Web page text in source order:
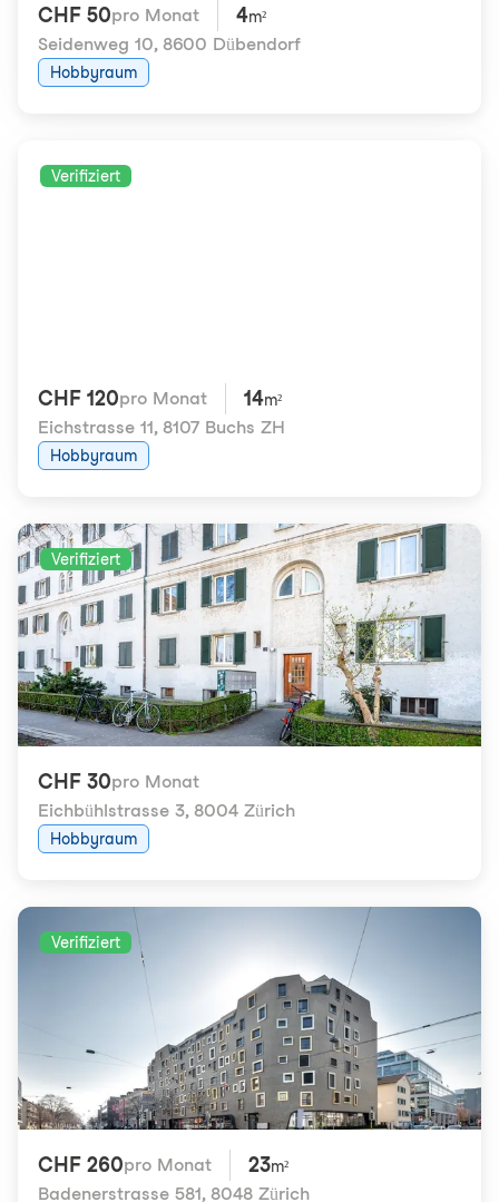
CHF 50pro Monat 4m²
Seidenweg 10, 8600 Dübendorf
Hobbyraum
Verifiziert
CHF 120pro Monat 14m²
Eichstrasse 11, 8107 Buchs ZH
Hobbyraum
Verifiziert
CHF 30pro Monat
Eichbühlstrasse 3, 8004 Zürich
Hobbyraum
Verifiziert
CHF 260pro Monat 23m²
Badenerstrasse 581, 8048 Zürich